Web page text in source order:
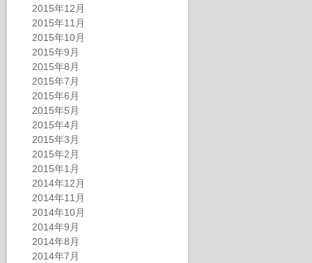
2015年12月
2015年11月
2015年10月
2015年9月
2015年8月
2015年7月
2015年6月
2015年5月
2015年4月
2015年3月
2015年2月
2015年1月
2014年12月
2014年11月
2014年10月
2014年9月
2014年8月
2014年7月